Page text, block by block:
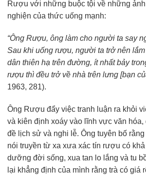
Rượu với những buộc tội về những
nghiện của thức uống mạnh:
“Ông Rượu, ông làm cho người ta say
Sau khi uống rượu, người ta trở nên
dân thiên hạ trên đường, ít nhấtbảy
rượu thì đều trở về nhà trên lưng [bạn
1963, 281).
Ông Rượu đẩy việc tranh luận ra khỏi
và kiên định xoáy vào lĩnh vực văn hóa,
đề lịch sử và nghi lễ. Ông tuyên bố
nói truyền từ xa xưa xác tín rượu có khả
dưỡng đời sống, xua tan lo lắng và tu
lại khẳng định của mình rằng trà có giá